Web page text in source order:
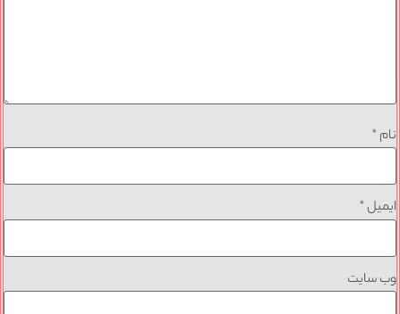
نام *
ایمیل*
وب‌ سایت